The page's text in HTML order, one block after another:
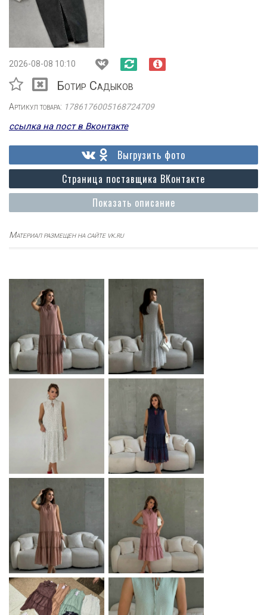
2026-08-08 10:10
Ботир Садыков
Артикул товара: 1786176005168724709
ссылка на пост в Вконтакте
Показать описание
Страница поставщика ВКонтакте
Выгрузить фото
Материал размещен на сайте vk.ru